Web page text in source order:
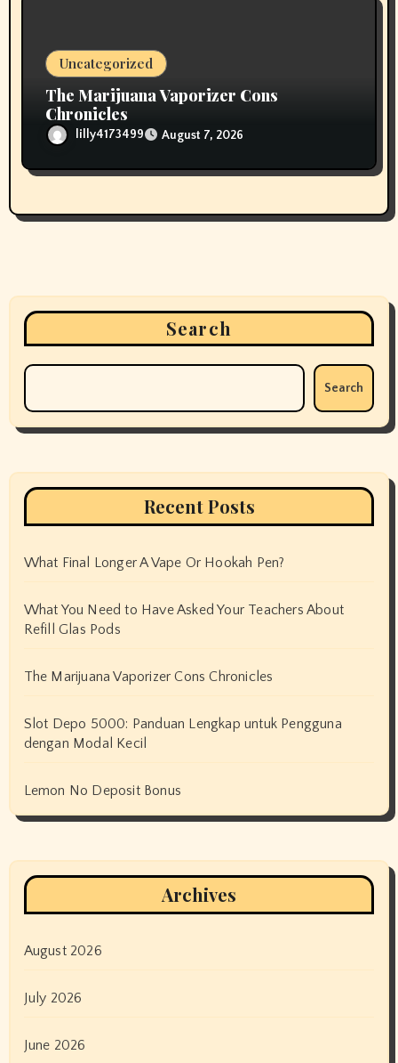
Uncategorized
The Marijuana Vaporizer Cons
Chronicles
lilly4173499 August 7, 2026
Search
Search
Recent Posts
What Final Longer A Vape Or Hookah Pen?
What You Need to Have Asked Your Teachers About
Refill Glas Pods
The Marijuana Vaporizer Cons Chronicles
Slot Depo 5000: Panduan Lengkap untuk Pengguna
dengan Modal Kecil
Lemon No Deposit Bonus
Archives
August 2026
July 2026
June 2026